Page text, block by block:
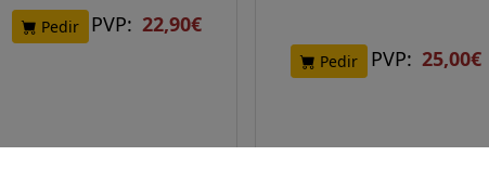
Pedir PVP: 22,90€
Pedir PVP: 25,00€